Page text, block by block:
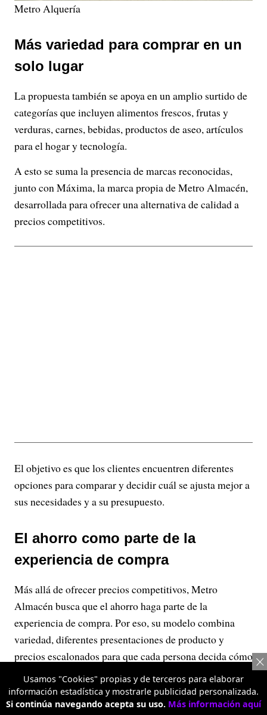
Metro Alquería
Más variedad para comprar en un
solo lugar
La propuesta también se apoya en un amplio surtido de
categorías que incluyen alimentos frescos, frutas y
verduras, carnes, bebidas, productos de aseo, artículos
para el hogar y tecnología.
A esto se suma la presencia de marcas reconocidas,
junto con Máxima, la marca propia de Metro Almacén,
desarrollada para ofrecer una alternativa de calidad a
precios competitivos.
El objetivo es que los clientes encuentren diferentes
opciones para comparar y decidir cuál se ajusta mejor a
sus necesidades y a su presupuesto.
El ahorro como parte de la
experiencia de compra
Más allá de ofrecer precios competitivos, Metro
Almacén busca que el ahorro haga parte de la
experiencia de compra. Por eso, su modelo combina
variedad, diferentes presentaciones de producto y
precios escalonados para que cada persona decida cómo
aprovechar mejor su dinero.
Esta propuesta está dirigida tanto a quienes realizan el
Usamos "Cookies" propias y de terceros para elaborar
información estadística y mostrarle publicidad personalizada.
Si continúa navegando acepta su uso. Más información aquí